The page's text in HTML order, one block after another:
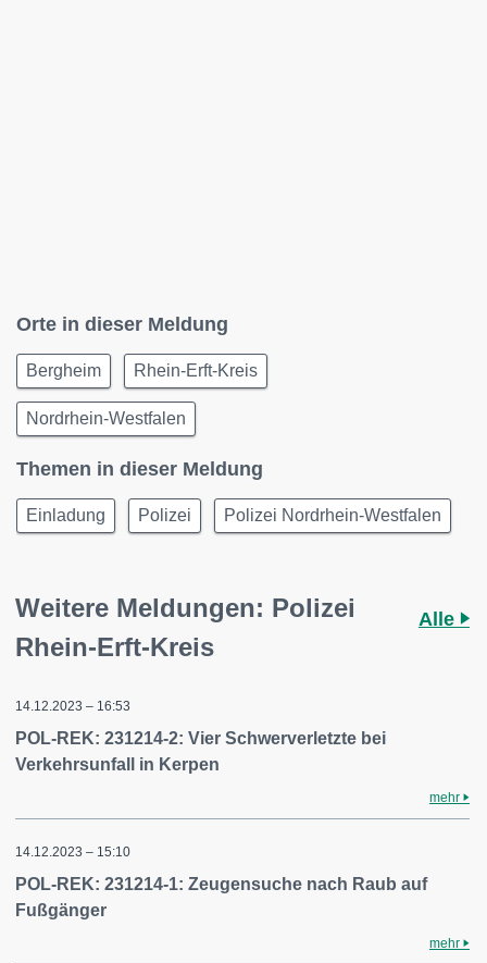
Orte in dieser Meldung
Bergheim Rhein-Erft-Kreis
Nordrhein-Westfalen
Themen in dieser Meldung
Einladung Polizei Polizei Nordrhein-Westfalen
Weitere Meldungen: Polizei
Rhein-Erft-Kreis
Alle
14.12.2023 – 16:53
POL-REK: 231214-2: Vier Schwerverletzte bei
Verkehrsunfall in Kerpen
mehr
14.12.2023 – 15:10
POL-REK: 231214-1: Zeugensuche nach Raub auf
Fußgänger
mehr